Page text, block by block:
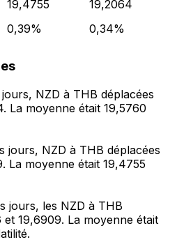
19,4755
19,2064
0,39% 0,34%
NZD à THB déplacées
La moyenne était 19,5760
jours, NZD à THB déplacées
La moyenne était 19,4755
jours, les NZD à THB
19,6909. La moyenne était